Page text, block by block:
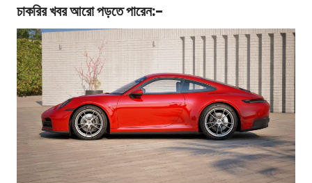
চাকরির খবরআরো পড়তে পারেন:-